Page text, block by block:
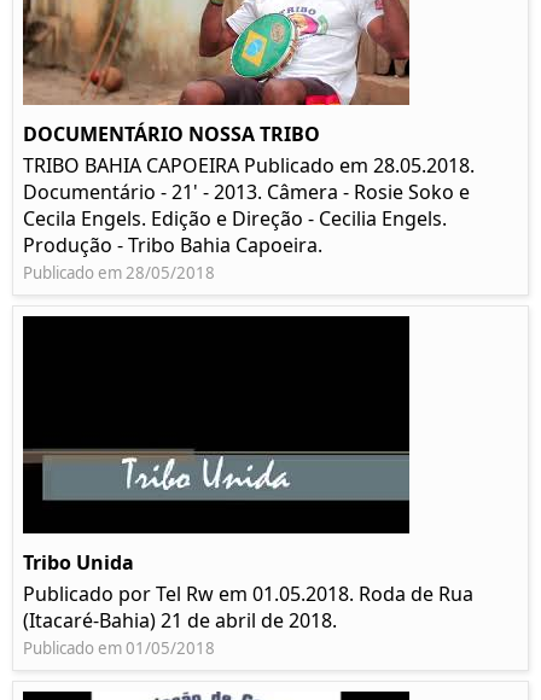
DOCUMENTÁRIO NOSSA TRIBO
TRIBO BAHIA CAPOEIRA Publicado em 28.05.2018.
Documentário - 21' - 2013. Câmera - Rosie Soko e
Cecila Engels. Edição e Direção - Cecilia Engels.
Produção - Tribo Bahia Capoeira.
Publicado em 28/05/2018
Tribo Unida
Publicado por Tel Rw em 01.05.2018. Roda de Rua
(Itacaré-Bahia) 21 de abril de 2018.
Publicado em 01/05/2018